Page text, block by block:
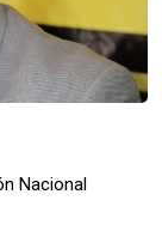
Nacional